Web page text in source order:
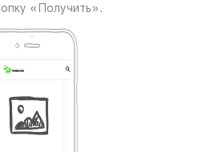
«Получить».